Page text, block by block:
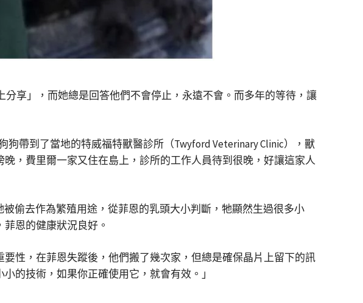
享」，而她總是回答他們不會停止，永遠不會。而多年的等待，讓
帶到了當地的特威福特獸醫診所（Twyford Veterinary Clinic），獸
，費里爾一家又住在島上，診所的工作人員待到很晚，好讓這家人
偷去作為繁殖用途，從菲恩的乳頭大小判斷，牠顯然生過很多小
恩的健康狀況良好。
性，在菲恩失蹤後，他們搬了幾次家，但總是確保晶片上留下的訊
的技術，如果你正確使用它，就會有效。」